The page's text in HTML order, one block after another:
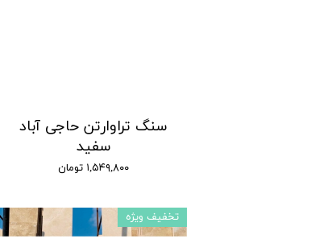
سنگ تراوارتن حاجی آباد
سفید
۱,۵۴۹,۸۰۰ تومان
تخفیف ویژه